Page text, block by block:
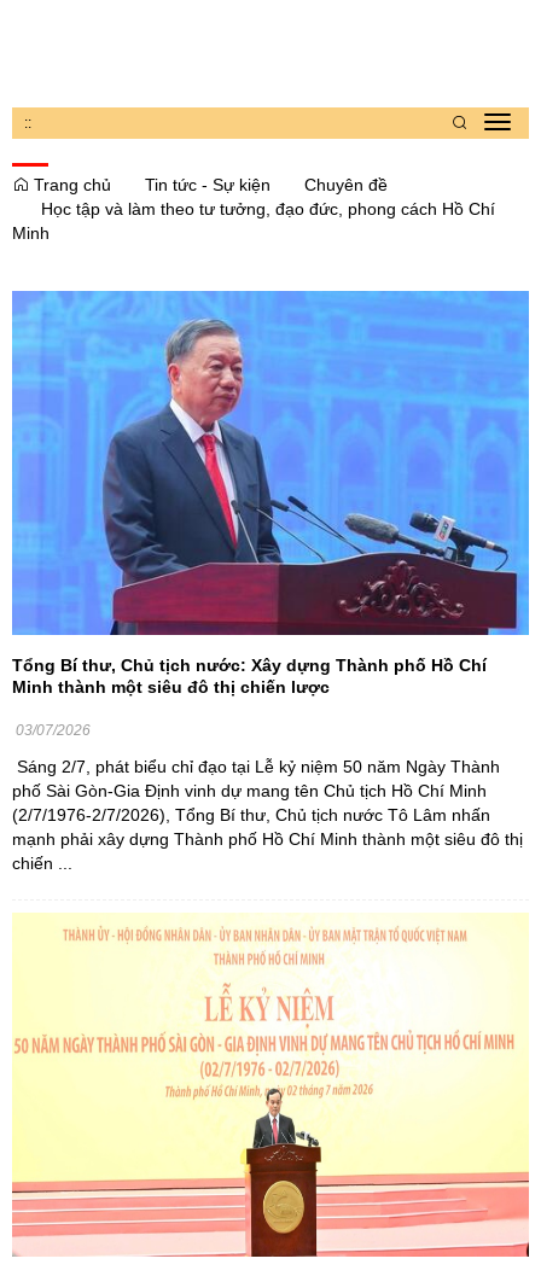
::
Trang chủ
Tin tức - Sự kiện
Chuyên đề
Học tập và làm theo tư tưởng, đạo đức, phong cách Hồ Chí
Minh
Tổng Bí thư, Chủ tịch nước: Xây dựng Thành phố Hồ Chí
Minh thành một siêu đô thị chiến lược
03/07/2026
Sáng 2/7, phát biểu chỉ đạo tại Lễ kỷ niệm 50 năm Ngày Thành
phố Sài Gòn-Gia Định vinh dự mang tên Chủ tịch Hồ Chí Minh
(2/7/1976-2/7/2026), Tổng Bí thư, Chủ tịch nước Tô Lâm nhấn
mạnh phải xây dựng Thành phố Hồ Chí Minh thành một siêu đô thị
chiến ...